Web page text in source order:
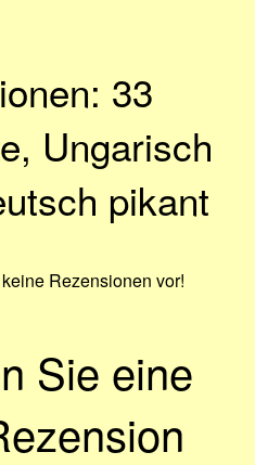
33
Ungarisch
pikant
Rezensionen vor!
Sie eine